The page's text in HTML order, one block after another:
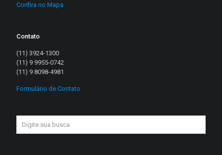
Confira no Mapa
Contato
(11) 3924-1300
(11) 9 9955-0742
(11) 9 8098-4981
Formulário de Contato